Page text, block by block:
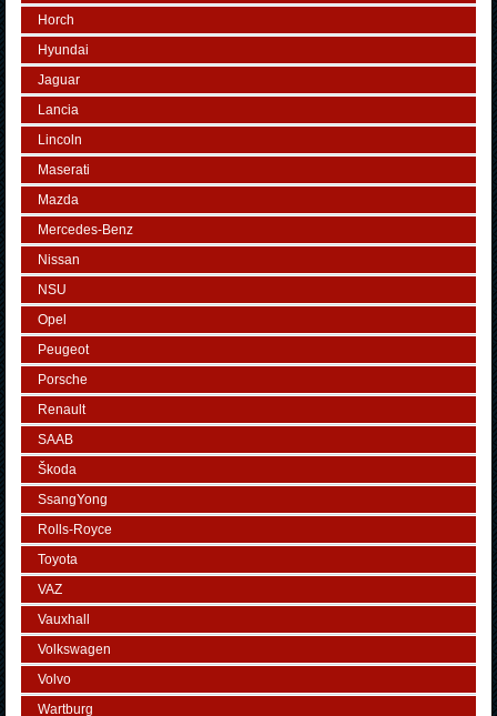
Horch
Hyundai
Jaguar
Lancia
Lincoln
Maserati
Mazda
Mercedes-Benz
Nissan
NSU
Opel
Peugeot
Porsche
Renault
SAAB
Škoda
SsangYong
Rolls-Royce
Toyota
VAZ
Vauxhall
Volkswagen
Volvo
Wartburg